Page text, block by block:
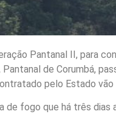
Pantanal II, para
de Corumbá,
pelo Estado
de fogo que há três